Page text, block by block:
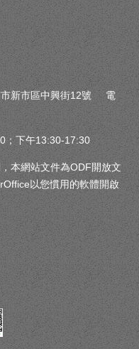
市新市區中興街12號 電
；下午13:30-17:30
本網站文件為ODF開放文
以您慣用的軟體開啟